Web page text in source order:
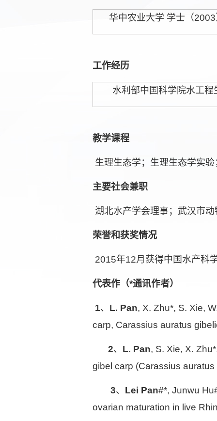
华中农业大学 学士（2003
工作经历
水利部中国科学院水工
教学课程
生理生态学；生理生态学实
主要社会兼职
湖北水产学会理事；武汉市
荣誉和获奖情况
2015年12月获得中国水产科
代表作（*通讯作者）
1、 L. Pan, X. Zhu*, S. Xie,
carp, Carassius auratus
2、 L. Pan, S. Xie, X.
gibel carp (Carassius auratus
3、 Lei Pan#*, Junwu
ovarian maturation in live